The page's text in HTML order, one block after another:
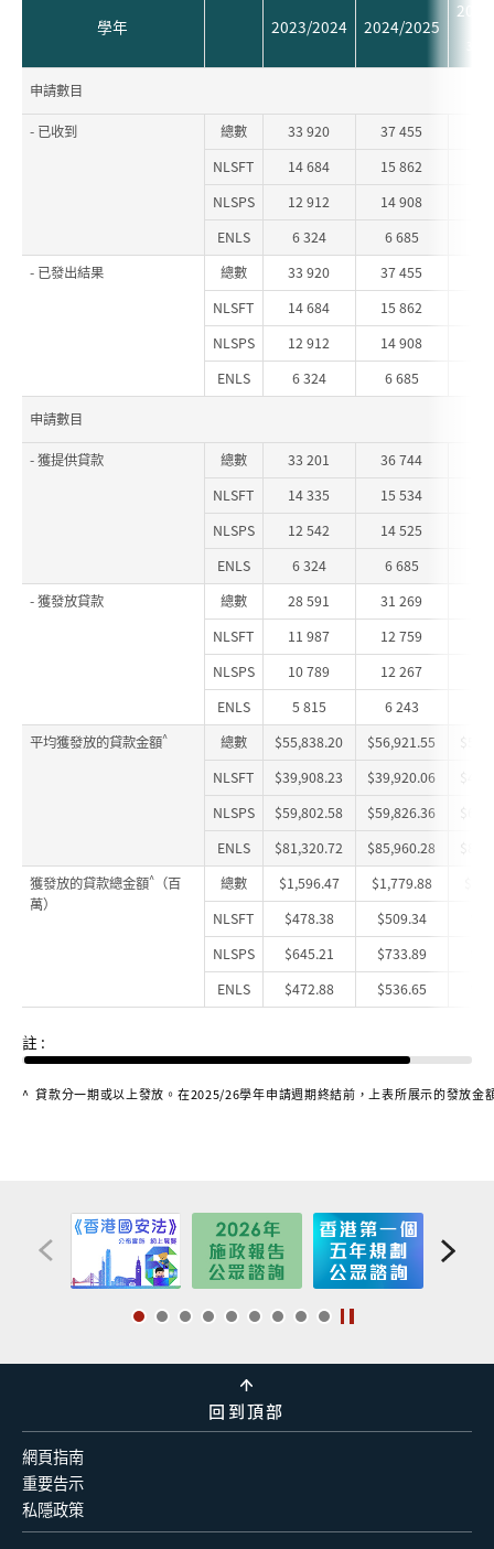
學年 2023/2024 2024/2025
申請數目
- 已收到 總數 33 920 37 455
NLSFT
14 684 15 862
NLSPS
12 912 14 908
ENLS
6 324 6 685
- 已發出結果
總數 33 920 37 455
NLSFT
14 684 15 862
NLSPS
12 912 14 908
ENLS
6 324 6 685
申請數目
- 獲提供貸款 總數 33 201 36 744
NLSFT
14 335 15 534
NLSPS
12 542 14 525
ENLS
6 324 6 685
- 獲發放貸款
總數 28 591 31 269
NLSFT
11 987 12 759
NLSPS
10 789 12 267
ENLS
5 815 6 243
平均獲發放的貸款金額^ 總數 $55,838.20 $56,921.55
NLSFT
$39,908.23 $39,920.06
NLSPS
$59,802.58 $59,826.36
ENLS
$81,320.72 $85,960.28
獲發放的貸款總金額^（百
萬）
總數 $1,596.47 $1,779.88
NLSFT
$478.38 $509.34
NLSPS
$645.21 $733.89
ENLS
$472.88 $536.65
註 :
^ 貸款分一期或以上發放。在2025/26學年申請週期終結前，上表所展示的發放金
回到頂部
網頁指南
重要告示
私隱政策